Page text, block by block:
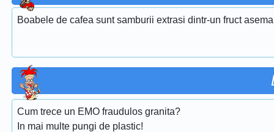
Boabele de cafea sunt samburii extrasi dintr-un fruct
Cum trece un EMO fraudulos granita?
In mai multe pungi de plastic!